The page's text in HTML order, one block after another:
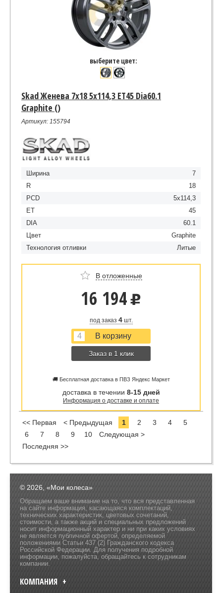
выберите цвет:
Skad Женева 7x18 5x114,3 ET45 Dia60.1
Graphite ()
Артикул: 155794
Ширина
7
R
18
PCD
5x114,3
ET
45
DIA
60.1
Цвет
Graphite
Технология отливки
Литые
В отложенные
16 194 u
под заказ 4шт.
Заказ в 1 клик
🚚 Бесплатная доставка в ПВЗ Яндекс Маркет
доставка в течении 8-15 дней
Информация о доставке и оплате
<< Первая < Предыдущая 1 2 3 4
5
6
7 8 9 10
Следующая >
Последняя >>
© 2026, «Мои колеса»
Обращаем ваше внимание на то, что вся представленная
на сайте информация, касающаяся комплектаций,
технических характеристик, цветовых сочетаний,
стоимости, а также акций и специальных предложений
носит информационный характер и ни при каких условиях
не является публичной офертой, определяемой
положениями Статьи 437 (2) Гражданского кодекса
Российской Федерации. Для получения подробной
информации, пожалуйста, обращайтесь к сотрудникам
компании.
КОМПАНИЯ